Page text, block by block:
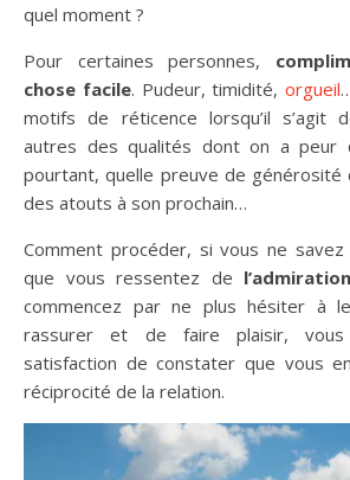
quel moment ?
Pour certaines personnes,
chose facile. Pudeur, timidité, orgueil
motifs de réticence lorsqu’il s’agit
autres des qualités dont on a peur
pourtant, quelle preuve de générosité
des atouts à son prochain…
Comment procéder, si vous ne
que vous ressentez de
commencez par ne plus hésiter à
rassurer et de faire plaisir, vous
satisfaction de constater que vous
réciprocité de la relation.